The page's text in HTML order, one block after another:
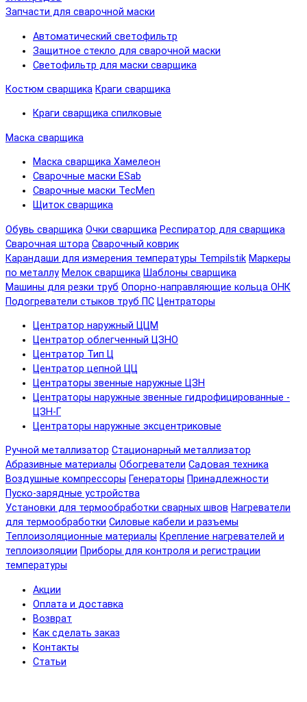
Запчасти для сварочной маски
Автоматический светофильтр
Защитное стекло для сварочной маски
Светофильтр для маски сварщика
Костюм сварщика Краги сварщика
Краги сварщика спилковые
Маска сварщика
Маска сварщика Хамелеон
Сварочные маски ESab
Сварочные маски TecMen
Щиток сварщика
Обувь сварщика Очки сварщика Респиратор для сварщика
Сварочная штора Сварочный коврик
Карандаши для измерения температуры Tempilstik Маркеры
по металлу Мелок сварщика Шаблоны сварщика
Машины для резки труб Опорно-направляющие кольца ОНК
Подогреватели стыков труб ПС Центраторы
Центратор наружный ЦЦМ
Центратор облегченный ЦЗНО
Центратор Тип Ц
Центратор цепной ЦЦ
Центраторы звенные наружные ЦЗН
Центраторы наружные звенные гидрофицированные -
ЦЗН-Г
Центраторы наружные эксцентриковые
Ручной металлизатор Стационарный металлизатор
Абразивные материалы Обогреватели Садовая техника
Воздушные компрессоры Генераторы Принадлежности
Пуско-зарядные устройства
Установки для термообработки сварных швов Нагреватели
для термообработки Силовые кабели и разъемы
Теплоизоляционные материалы Крепление нагревателей и
теплоизоляции Приборы для контроля и регистрации
температуры
Акции
Оплата и доставка
Возврат
Как сделать заказ
Контакты
Статьи